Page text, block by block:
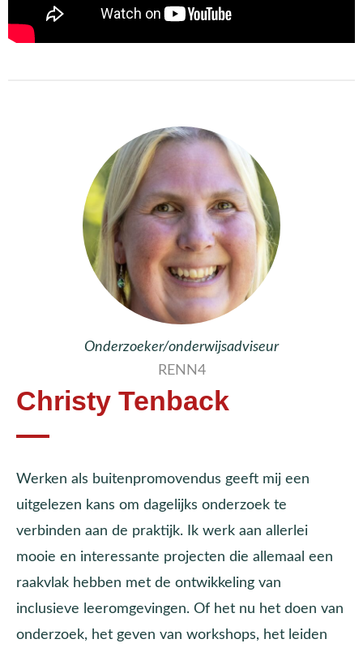
Onderzoeker/onderwijsadviseur
RENN4
Christy Tenback
Werken als buitenpromovendus geeft mij een
uitgelezen kans om dagelijks onderzoek te
verbinden aan de praktijk. Ik werk aan allerlei
mooie en interessante projecten die allemaal een
raakvlak hebben met de ontwikkeling van
inclusieve leeromgevingen. Of het nu het doen van
onderzoek, het geven van workshops, het leiden